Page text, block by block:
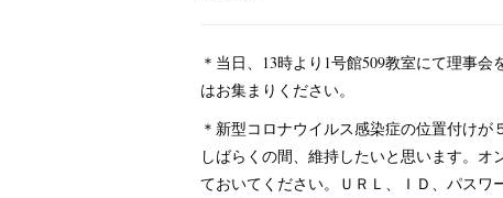
＊当日、13時より1号館509教室にて理事
はお集まりください。
＊新型コロナウイルス感染症の位置付け
しばらくの間、維持したいと思います。
ておいてください。ＵＲＬ、ＩＤ、パス